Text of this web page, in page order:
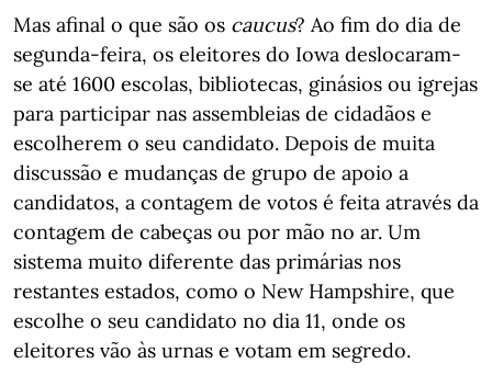
Mas afinal o que são os caucus? Ao fim do dia de
segunda-feira, os eleitores do Iowa deslocaram-
se até 1600 escolas, bibliotecas, ginásios ou igrejas
para participar nas assembleias de cidadãos e
escolherem o seu candidato. Depois de muita
discussão e mudanças de grupo de apoio a
candidatos, a contagem de votos é feita através da
contagem de cabeças ou por mão no ar. Um
sistema muito diferente das primárias nos
restantes estados, como o New Hampshire, que
escolhe o seu candidato no dia 11, onde os
eleitores vão às urnas e votam em segredo.